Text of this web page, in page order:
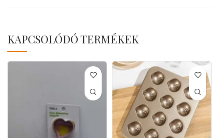
KAPCSOLÓDÓ TERMÉKEK